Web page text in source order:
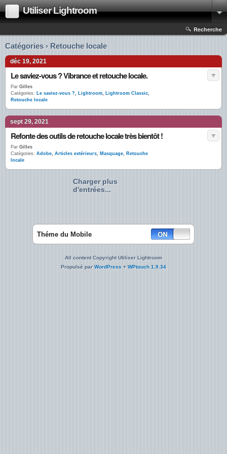
Utiliser Lightroom
Recherche
Catégories › Retouche locale
déc 19, 2021
Le saviez-vous ? Vibrance et retouche locale.
Par Gilles
Catégories: Le saviez-vous ?, Lightroom, Lightroom Classic,
Retouche locale
sept 29, 2021
Refonte des outils de retouche locale très bientôt !
Par Gilles
Catégories: Adobe, Articles extérieurs, Masquage, Retouche
locale
Charger plus
d'entrées...
Théme du Mobile
All content Copyright Utiliser Lightroom
Propulsé parWordPress + WPtouch 1.9.34